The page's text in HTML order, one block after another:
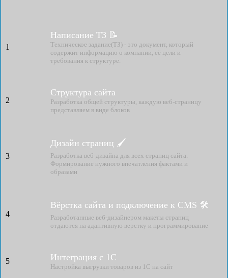
1
Написание ТЗ 📝
Техническое задание(ТЗ) - это документ, который
содержит информацию о компании, её цели и
требования к структуре.
2
Структура сайта
Разработка общей структуры, каждую веб-страницу
представляем в виде блоков
3
Дизайн страниц 🖌
Разработка веб-дизайна для всех страниц сайта.
Формирование нужного впечатления фактами и
образами
4
Вёрстка сайта и подключение к CMS 🛠
Разработанные веб-дизайнером макеты страниц
отдаются на адаптивную верстку и программирование
5 Интеграция с 1С
Настройка выгрузки товаров из 1С на сайт